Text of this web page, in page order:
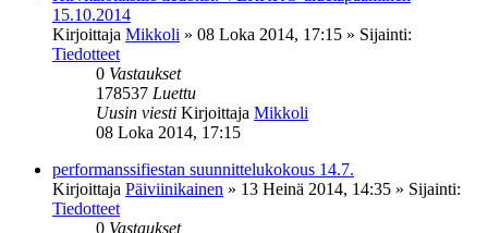
15.10.2014
Kirjoittaja Mikkoli » 08 Loka 2014, 17:15 » Sijainti:
Tiedotteet
0 Vastaukset
178537 Luettu
Uusin viesti Kirjoittaja Mikkoli
08 Loka 2014, 17:15
performanssifiestan suunnittelukokous 14.7.
Kirjoittaja Päiviinikainen » 13 Heinä 2014, 14:35 » Sijainti:
Tiedotteet
0 Vastaukset